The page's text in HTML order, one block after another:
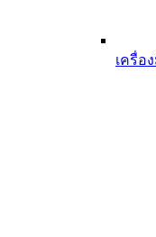
เครื่อ